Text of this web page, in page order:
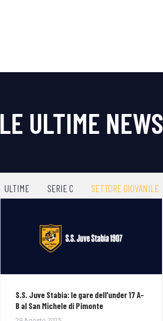
LE ULTIME NEWS
ULTIME SERIE C SETTORE GIOVANILE
S.S. Juve Stabia: le gare dell’under 17 A-
B al San Michele di Pimonte